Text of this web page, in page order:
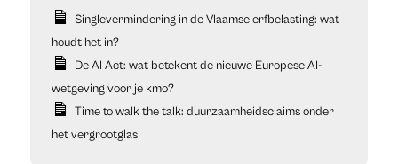
Singlevermindering in de Vlaamse erfbelasting: wat
houdt het in?
De AI Act: wat betekent de nieuwe Europese AI-
wetgeving voor je kmo?
Time to walk the talk: duurzaamheidsclaims onder
het vergrootglas